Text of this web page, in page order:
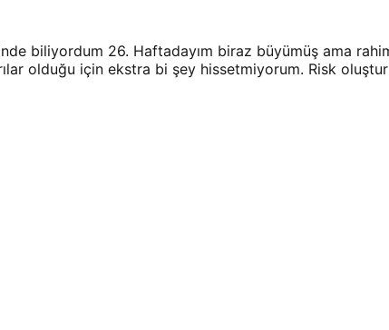
biliyordum 26. Haftadayım biraz büyümüş ama
olduğu için ekstra bi şey hissetmiyorum. Risk